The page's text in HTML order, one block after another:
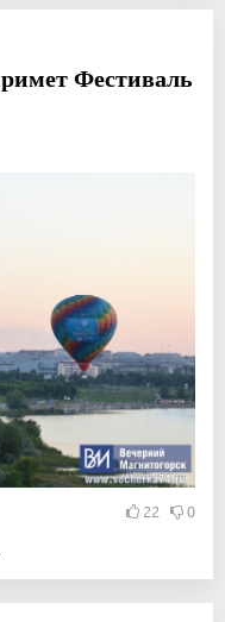
Фестиваль
22 0